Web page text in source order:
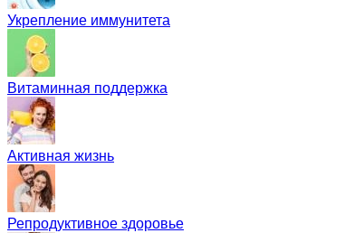
Укрепление иммунитета
Витаминная поддержка
Активная жизнь
Репродуктивное здоровье